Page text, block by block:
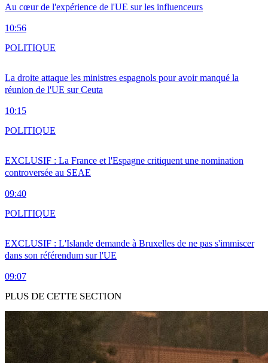
Au cœur de l'expérience de l'UE sur les influenceurs
10:56
La droite attaque les ministres espagnols pour avoir manqué la
réunion de l'UE sur Ceuta
10:15
POLITIQUE
EXCLUSIF : La France et l'Espagne critiquent une nomination
controversée au SEAE
09:40
POLITIQUE
EXCLUSIF : L'Islande demande à Bruxelles de ne pas s'immiscer
dans son référendum sur l'UE
09:07
POLITIQUE
PLUS DE CETTE SECTION